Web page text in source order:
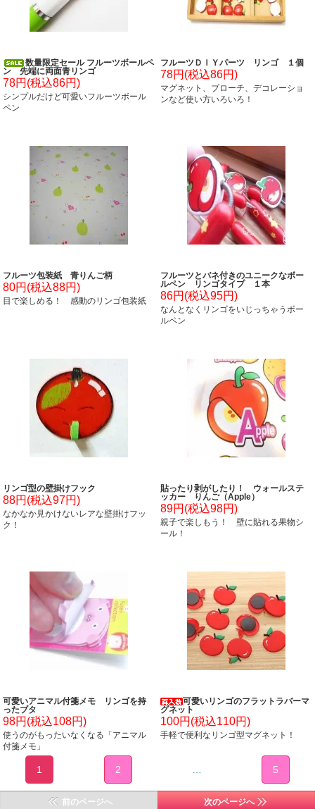
数量限定セール フルーツボールペ
ン 先端に両面青リンゴ
78円(税込86円)
シンプルだけど可愛いフルーツボール
ペン
フルーツＤＩＹパーツ リンゴ １個
78円(税込86円)
マグネット、ブローチ、デコレーショ
ンなど使い方いろいろ！
フルーツ包装紙 青りんご柄
80円(税込88円)
目で楽しめる！ 感動のリンゴ包装紙
フルーツとバネ付きのユニークなボー
ルペン リンゴタイプ １本
86円(税込95円)
なんとなくリンゴをいじっちゃうボー
ルペン
リンゴ型の壁掛けフック
88円(税込97円)
なかなか見かけないレアな壁掛けフッ
ク！
貼ったり剥がしたり！ ウォールステ
ッカー りんご（Apple）
89円(税込98円)
親子で楽しもう！ 壁に貼れる果物シ
ール！
可愛いアニマル付箋メモ リンゴを持
ったブタ
98円(税込108円)
使うのがもったいなくなる「アニマル
付箋メモ」
可愛いリンゴのフラットラバーマ
グネット
100円(税込110円)
手軽で便利なリンゴ型マグネット！
1 2 5
前のページへ 次のページへ